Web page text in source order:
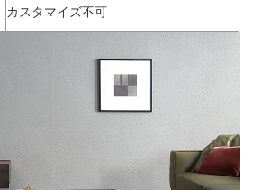
カスタマイズ不可